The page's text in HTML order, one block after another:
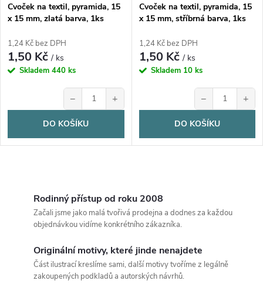
Cvoček na textil, pyramida, 15
x 15 mm, zlatá barva, 1ks
1,24 Kč bez DPH
1,50 Kč/ ks
Skladem 440 ks
− +
DO KOŠÍKU
Cvoček na textil, pyramida, 15
x 15 mm, stříbrná barva, 1ks
1,24 Kč bez DPH
1,50 Kč/ ks
Skladem 10 ks
− +
DO KOŠÍKU
Rodinný přístup od roku 2008
Začali jsme jako malá tvořivá prodejna a dodnes za každou
objednávkou vidíme konkrétního zákazníka.
Originální motivy, které jinde nenajdete
Část ilustrací kreslíme sami, další motivy tvoříme z legálně
zakoupených podkladů a autorských návrhů.